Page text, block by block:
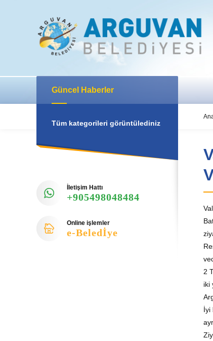
Güncel Haberler
Tüm kategorileri görüntülediniz
İletişim Hattı
+905498048484
Online işlemler
e-Beledİye
2
iki
İyi